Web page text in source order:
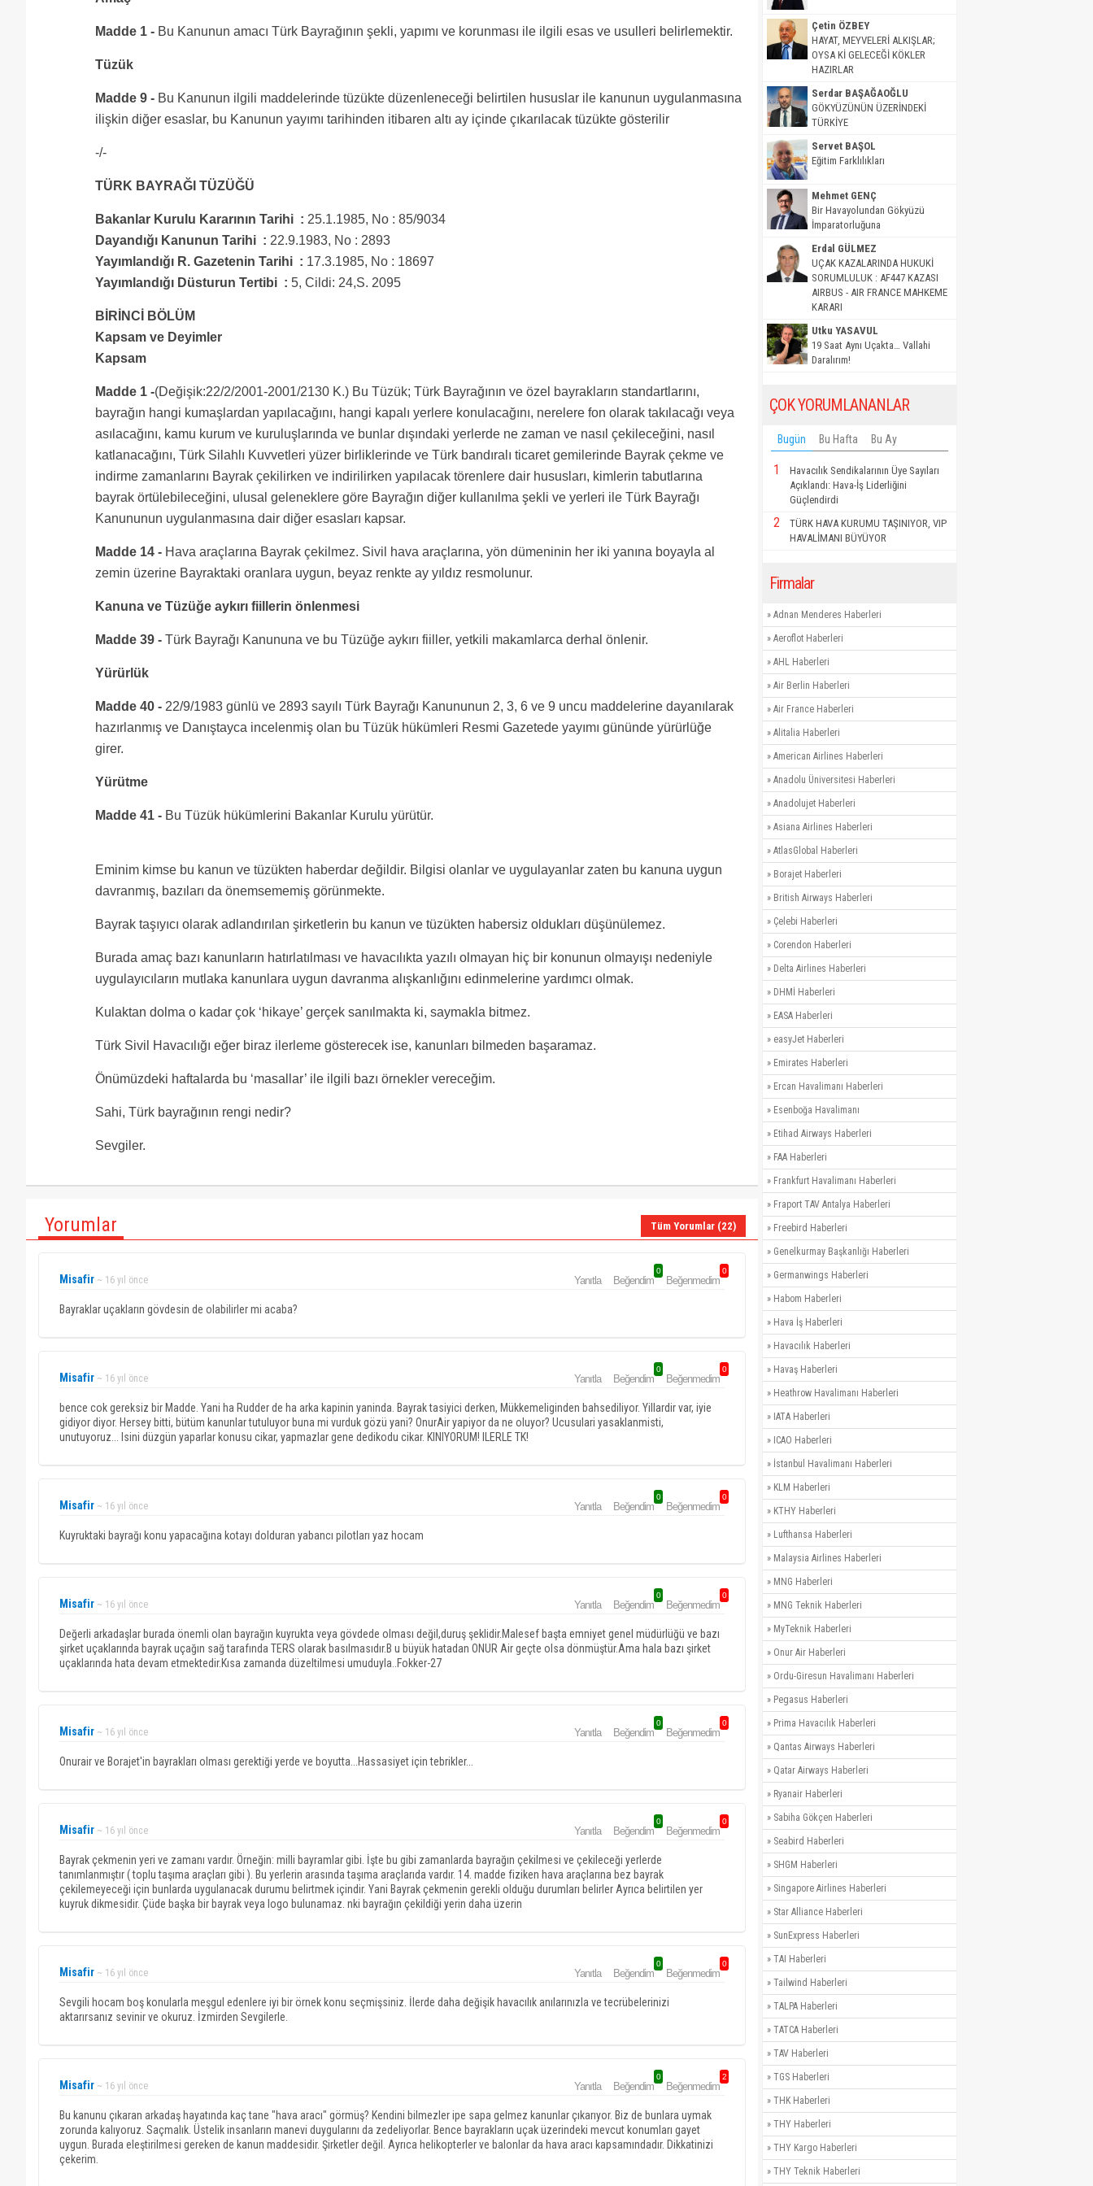
Madde 1 - Bu Kanunun amacı Türk Bayrağının şekli, yapımı ve korunması ile ilgili esas ve usulleri belirlemektir.
Tüzük
Madde 9 - Bu Kanunun ilgili maddelerinde tüzükte düzenleneceği belirtilen hususlar ile kanunun uygulanmasına
ilişkin diğer esaslar, bu Kanunun yayımı tarihinden itibaren altı ay içinde çıkarılacak tüzükte gösterilir
-/-
TÜRK BAYRAĞI TÜZÜĞÜ
Bakanlar Kurulu Kararının Tarihi : 25.1.1985, No : 85/9034
Dayandığı Kanunun Tarihi : 22.9.1983, No : 2893
Yayımlandığı R. Gazetenin Tarihi : 17.3.1985, No : 18697
Yayımlandığı Düsturun Tertibi : 5, Cildi: 24,S. 2095
BİRİNCİ BÖLÜM
Kapsam ve Deyimler
Kapsam
Madde 1 -(Değişik:22/2/2001-2001/2130 K.) Bu Tüzük; Türk Bayrağının ve özel bayrakların standartlarını,
bayrağın hangi kumaşlardan yapılacağını, hangi kapalı yerlere konulacağını, nerelere fon olarak takılacağı veya
asılacağını, kamu kurum ve kuruluşlarında ve bunlar dışındaki yerlerde ne zaman ve nasıl çekileceğini, nasıl
katlanacağını, Türk Silahlı Kuvvetleri yüzer birliklerinde ve Türk bandıralı ticaret gemilerinde Bayrak çekme ve
indirme zamanlarını Bayrak çekilirken ve indirilirken yapılacak törenlere dair hususları, kimlerin tabutlarına
bayrak örtülebileceğini, ulusal geleneklere göre Bayrağın diğer kullanılma şekli ve yerleri ile Türk Bayrağı
Kanununun uygulanmasına dair diğer esasları kapsar.
Madde 14 - Hava araçlarına Bayrak çekilmez. Sivil hava araçlarına, yön dümeninin her iki yanına boyayla al
zemin üzerine Bayraktaki oranlara uygun, beyaz renkte ay yıldız resmolunur.
Kanuna ve Tüzüğe aykırı fiillerin önlenmesi
Madde 39 - Türk Bayrağı Kanununa ve bu Tüzüğe aykırı fiiller, yetkili makamlarca derhal önlenir.
Yürürlük
Madde 40 - 22/9/1983 günlü ve 2893 sayılı Türk Bayrağı Kanununun 2, 3, 6 ve 9 uncu maddelerine dayanılarak
hazırlanmış ve Danıştayca incelenmiş olan bu Tüzük hükümleri Resmi Gazetede yayımı gününde yürürlüğe
girer.
Yürütme
Madde 41 - Bu Tüzük hükümlerini Bakanlar Kurulu yürütür.
Eminim kimse bu kanun ve tüzükten haberdar değildir. Bilgisi olanlar ve uygulayanlar zaten bu kanuna uygun
davranmış, bazıları da önemsememiş görünmekte.
Bayrak taşıyıcı olarak adlandırılan şirketlerin bu kanun ve tüzükten habersiz oldukları düşünülemez.
Burada amaç bazı kanunların hatırlatılması ve havacılıkta yazılı olmayan hiç bir konunun olmayışı nedeniyle
uygulayıcıların mutlaka kanunlara uygun davranma alışkanlığını edinmelerine yardımcı olmak.
Kulaktan dolma o kadar çok ‘hikaye’ gerçek sanılmakta ki, saymakla bitmez.
Türk Sivil Havacılığı eğer biraz ilerleme gösterecek ise, kanunları bilmeden başaramaz.
Önümüzdeki haftalarda bu ‘masallar’ ile ilgili bazı örnekler vereceğim.
Sahi, Türk bayrağının rengi nedir?
Sevgiler.
Yorumlar Tüm Yorumlar (22)
Misafir ~ 16 yıl önce Yanıtla Beğendim
0
Beğenmedim
0
Bayraklar uçakların gövdesin de olabilirler mi acaba?
Misafir ~ 16 yıl önce Yanıtla Beğendim
0
Beğenmedim
0
bence cok gereksiz bir Madde. Yani ha Rudder de ha arka kapinin yaninda. Bayrak tasiyici derken, Mükkemeliginden bahsediliyor. Yillardir var, iyie
gidiyor diyor. Hersey bitti, bütüm kanunlar tutuluyor buna mi vurduk gözü yani? OnurAir yapiyor da ne oluyor? Ucusulari yasaklanmisti,
unutuyoruz... Isini düzgün yaparlar konusu cikar, yapmazlar gene dedikodu cikar. KINIYORUM! ILERLE TK!
Misafir ~ 16 yıl önce Yanıtla Beğendim
0
Beğenmedim
0
Kuyruktaki bayrağı konu yapacağına kotayı dolduran yabancı pilotları yaz hocam
Misafir ~ 16 yıl önce Yanıtla Beğendim
0
Beğenmedim
0
Değerli arkadaşlar burada önemli olan bayrağın kuyrukta veya gövdede olması değil,duruş şeklidir.Malesef başta emniyet genel müdürlüğü ve bazı
şirket uçaklarında bayrak uçağın sağ tarafında TERS olarak basılmasıdır.B u büyük hatadan ONUR Air geçte olsa dönmüştür.Ama hala bazı şirket
uçaklarında hata devam etmektedir.Kısa zamanda düzeltilmesi umuduyla..Fokker-27
Misafir ~ 16 yıl önce Yanıtla Beğendim
0
Beğenmedim
0
Onurair ve Borajet'in bayrakları olması gerektiği yerde ve boyutta...Hassasiyet için tebrikler...
Misafir ~ 16 yıl önce Yanıtla Beğendim
0
Beğenmedim
0
Bayrak çekmenin yeri ve zamanı vardır. Örneğin: milli bayramlar gibi. İşte bu gibi zamanlarda bayrağın çekilmesi ve çekileceği yerlerde
tanımlanmıştır ( toplu taşıma araçları gibi ). Bu yerlerin arasında taşıma araçlarıda vardır. 14. madde fiziken hava araçlarına bez bayrak
çekilemeyeceği için bunlarda uygulanacak durumu belirtmek içindir. Yani Bayrak çekmenin gerekli olduğu durumları belirler Ayrıca belirtilen yer
kuyruk dikmesidir. Çüde başka bir bayrak veya logo bulunamaz. nki bayrağın çekildiği yerin daha üzerin
Misafir ~ 16 yıl önce Yanıtla Beğendim
0
Beğenmedim
0
Sevgili hocam boş konularla meşgul edenlere iyi bir örnek konu seçmişsiniz. İlerde daha değişik havacılık anılarınızla ve tecrübelerinizi
aktarırsanız sevinir ve okuruz. İzmirden Sevgilerle.
Misafir ~ 16 yıl önce Yanıtla Beğendim
0
Beğenmedim
2
Bu kanunu çıkaran arkadaş hayatında kaç tane "hava aracı" görmüş? Kendini bilmezler ipe sapa gelmez kanunlar çıkarıyor. Biz de bunlara uymak
zorunda kalıyoruz. Saçmalık. Üstelik insanların manevi duygularını da zedeliyorlar. Bence bayrakların uçak üzerindeki mevcut konumları gayet
uygun. Burada eleştirilmesi gereken de kanun maddesidir. Şirketler değil. Ayrıca helikopterler ve balonlar da hava aracı kapsamındadır. Dikkatinizi
çekerim.
Çetin ÖZBEY
HAYAT, MEYVELERİ ALKIŞLAR;
OYSA Kİ GELECEĞİ KÖKLER
HAZIRLAR
Serdar BAŞAĞAOĞLU
GÖKYÜZÜNÜN ÜZERİNDEKİ
TÜRKİYE
Servet BAŞOL
Eğitim Farklılıkları
Mehmet GENÇ
Bir Havayolundan Gökyüzü
İmparatorluğuna
Erdal GÜLMEZ
UÇAK KAZALARINDA HUKUKİ
SORUMLULUK : AF447 KAZASI
AIRBUS - AIR FRANCE MAHKEME
KARARI
Utku YASAVUL
19 Saat Aynı Uçakta… Vallahi
Daralırım!
ÇOK YORUMLANANLAR
Bugün Bu Hafta Bu Ay
1
Havacılık Sendikalarının Üye Sayıları
Açıklandı: Hava-İş Liderliğini
Güçlendirdi
2
TÜRK HAVA KURUMU TAŞINIYOR, VIP
HAVALİMANI BÜYÜYOR
Firmalar
» Adnan Menderes Haberleri
» Aeroflot Haberleri
» AHL Haberleri
» Air Berlin Haberleri
» Air France Haberleri
» Alitalia Haberleri
» American Airlines Haberleri
» Anadolu Üniversitesi Haberleri
» Anadolujet Haberleri
» Asiana Airlines Haberleri
» AtlasGlobal Haberleri
» Borajet Haberleri
» British Airways Haberleri
» Çelebi Haberleri
» Corendon Haberleri
» Delta Airlines Haberleri
» DHMİ Haberleri
» EASA Haberleri
» easyJet Haberleri
» Emirates Haberleri
» Ercan Havalimanı Haberleri
» Esenboğa Havalimanı
» Etihad Airways Haberleri
» FAA Haberleri
» Frankfurt Havalimanı Haberleri
» Fraport TAV Antalya Haberleri
» Freebird Haberleri
» Genelkurmay Başkanlığı Haberleri
» Germanwings Haberleri
» Habom Haberleri
» Hava İş Haberleri
» Havacılık Haberleri
» Havaş Haberleri
» Heathrow Havalimanı Haberleri
» IATA Haberleri
» ICAO Haberleri
» İstanbul Havalimanı Haberleri
» KLM Haberleri
» KTHY Haberleri
» Lufthansa Haberleri
» Malaysia Airlines Haberleri
» MNG Haberleri
» MNG Teknik Haberleri
» MyTeknik Haberleri
» Onur Air Haberleri
» Ordu-Giresun Havalimanı Haberleri
» Pegasus Haberleri
» Prima Havacılık Haberleri
» Qantas Airways Haberleri
» Qatar Airways Haberleri
» Ryanair Haberleri
» Sabiha Gökçen Haberleri
» Seabird Haberleri
» SHGM Haberleri
» Singapore Airlines Haberleri
» Star Alliance Haberleri
» SunExpress Haberleri
» TAI Haberleri
» Tailwind Haberleri
» TALPA Haberleri
» TATCA Haberleri
» TAV Haberleri
» TGS Haberleri
» THK Haberleri
» THY Haberleri
» THY Kargo Haberleri
» THY Teknik Haberleri